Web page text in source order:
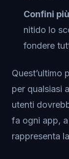
Confini
nitido lo
fondere
Quest’ultimo
per qualsiasi
utenti
fa ogni app,
rappresenta